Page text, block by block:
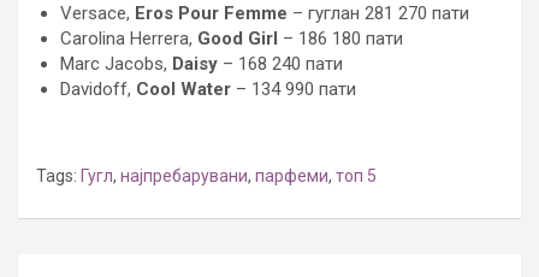
Versace, Eros Pour Femme – гуглан 281 270 пати
Carolina Herrera, Good Girl – 186 180 пати
Marc Jacobs, Daisy – 168 240 пати
Davidoff, Cool Water – 134 990 пати
Tags: Гугл, најпребарувани, парфеми, топ 5